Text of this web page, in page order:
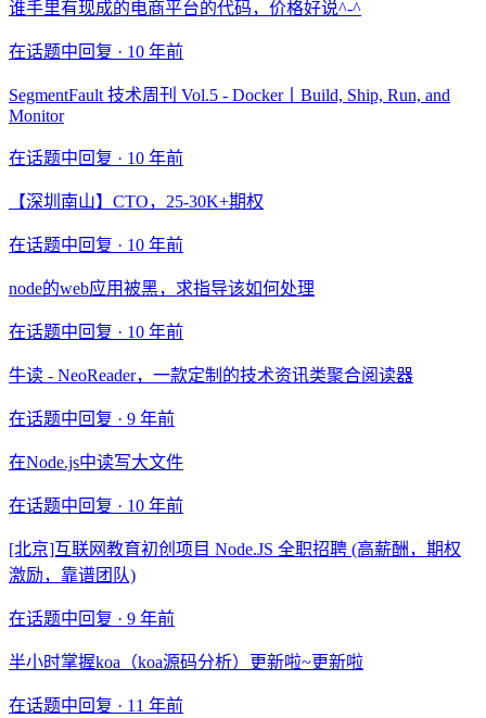
谁手里有现成的电商平台的代码，价格好说^-^
在话题中回复 · 10 年前
SegmentFault 技术周刊 Vol.5 - Docker丨Build, Ship, Run, and
Monitor
在话题中回复 · 10 年前
【深圳南山】CTO，25-30K+期权
在话题中回复 · 10 年前
node的web应用被黑，求指导该如何处理
在话题中回复 · 10 年前
牛读 - NeoReader，一款定制的技术资讯类聚合阅读器
在话题中回复 · 9 年前
在Node.js中读写大文件
在话题中回复 · 10 年前
[北京]互联网教育初创项目 Node.JS 全职招聘 (高薪酬，期权
激励，靠谱团队)
在话题中回复 · 9 年前
半小时掌握koa（koa源码分析）更新啦~更新啦
在话题中回复 · 11 年前